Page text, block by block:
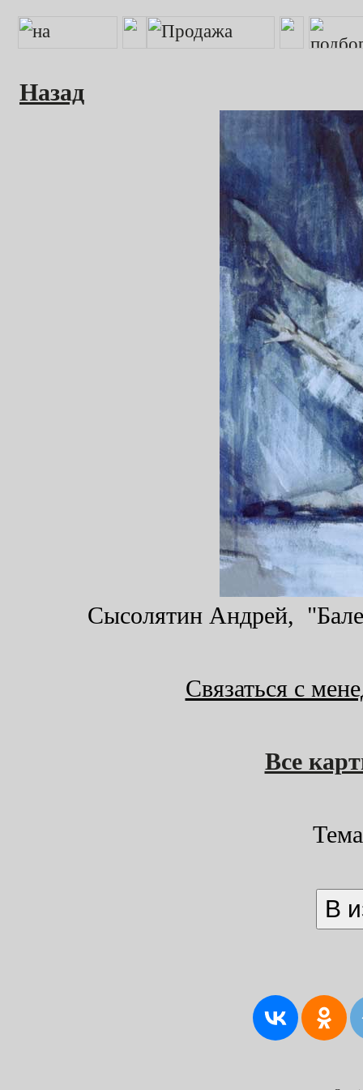
Назад
Сысолятин Андрей,
Связаться с
Все